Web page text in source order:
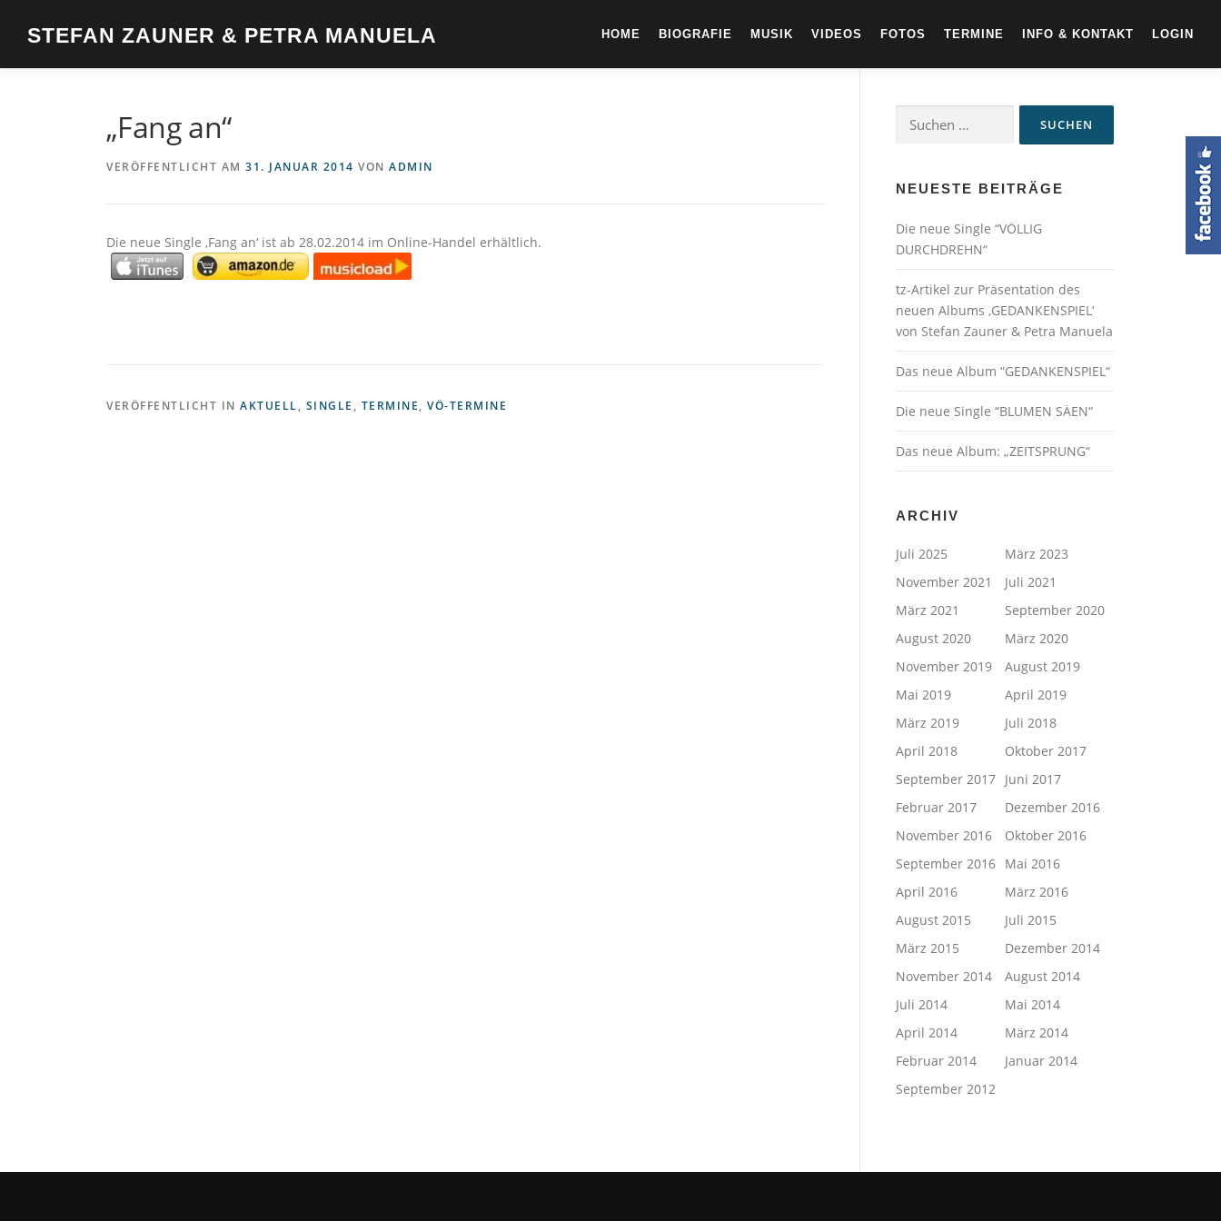
InhaltSTEFAN ZAUNER & PETRA MANUELA HOME BIOGRAFIE MUSIK VIDEOS FOTOS TERMINE INFO & KONTAKT LOGIN
„Fang an“
VERÖFFENTLICHT AM 31. JANUAR 2014 VON ADMIN
Die neue Single ‚Fang an‘ ist ab 28.02.2014 im Online-Handel erhältlich.
VERÖFFENTLICHT IN AKTUELL, SINGLE , TERMINE, VÖ-TERMINE
Suchen
nach:
NEUESTE BEITRÄGE
Die neue Single “VÖLLIG
DURCHDREHN“
tz-Artikel zur Präsentation des
neuen Albums ‚GEDANKENSPIEL‘
von Stefan Zauner & Petra Manuela
Das neue Album “GEDANKENSPIEL“
Die neue Single “BLUMEN SÄEN“
Das neue Album: „ZEITSPRUNG“
ARCHIV
Juli 2025
März 2023
November 2021
Juli 2021
März 2021
September 2020
August 2020
März 2020
November 2019
August 2019
Mai 2019
April 2019
März 2019
Juli 2018
April 2018
Oktober 2017
September 2017 Juni 2017
Februar 2017
Dezember 2016
November 2016
Oktober 2016
September 2016 Mai 2016
April 2016
März 2016
August 2015
Juli 2015
März 2015
Dezember 2014
November 2014
August 2014
Juli 2014
Mai 2014
April 2014
März 2014
Februar 2014
Januar 2014
September 2012